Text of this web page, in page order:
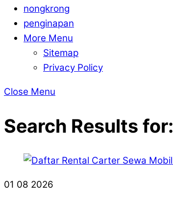
nongkrong
penginapan
More Menu
Sitemap
Privacy Policy
Close Menu
Search Results for:
01 08 2026